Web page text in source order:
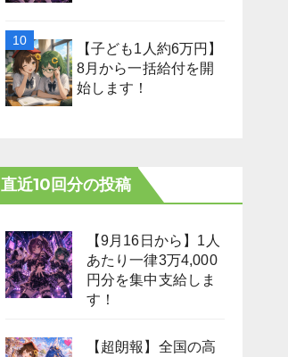
【子ども1人約6万円】
8月から一括給付を開
始します！
直近10回分の投稿
【9月16日から】1人
あたり一律3万4,000
円分を集中支給しま
す！
【超朗報】全国の高